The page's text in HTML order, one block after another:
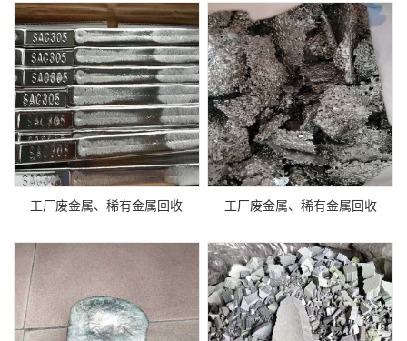
工厂废金属、稀有金属回收 工厂废金属、稀有金属回收